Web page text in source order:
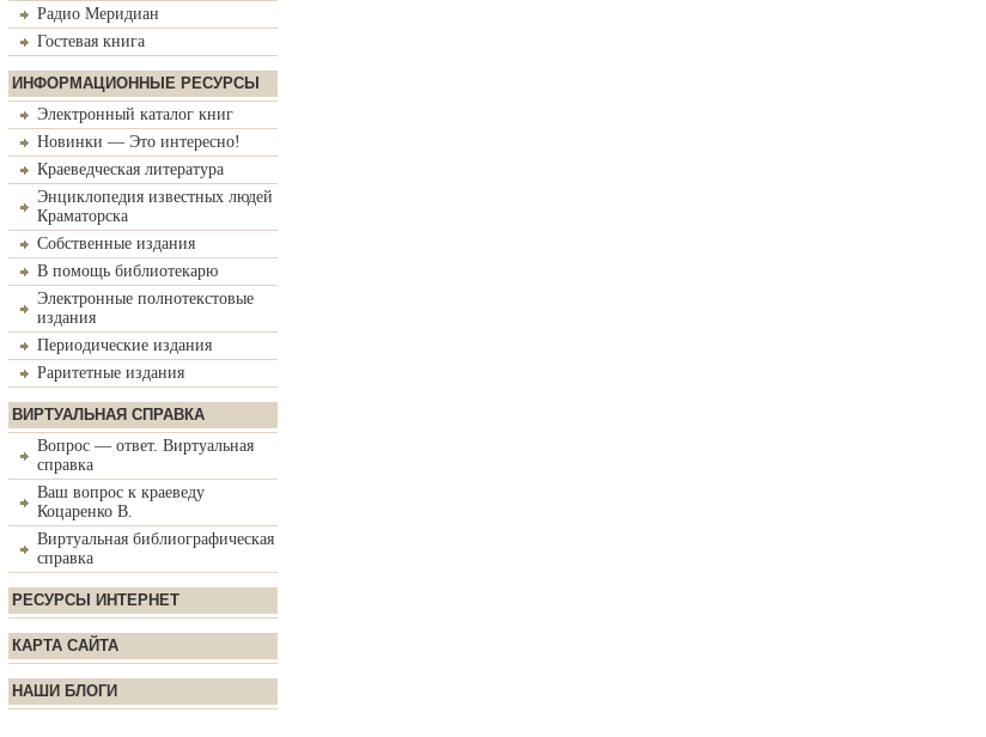
Радио Меридиан
Гостевая книга
ИНФОРМАЦИОННЫЕ РЕСУРСЫ
Электронный каталог книг
Новинки — Это интересно!
Краеведческая литература
Энциклопедия известных людей
Краматорска
Собственные издания
В помощь библиотекарю
Электронные полнотекстовые
издания
Периодические издания
Раритетные издания
ВИРТУАЛЬНАЯ СПРАВКА
Вопрос — ответ. Виртуальная
справка
Ваш вопрос к краеведу
Коцаренко В.
Виртуальная библиографическая
справка
РЕСУРСЫ ИНТЕРНЕТ
КАРТА САЙТА
НАШИ БЛОГИ